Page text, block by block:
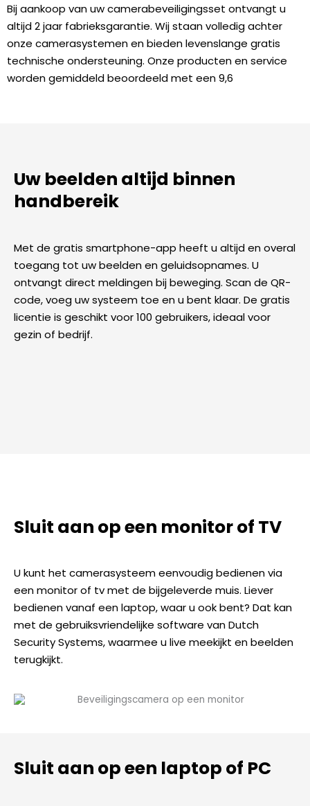
Bij aankoop van uw camerabeveiligingsset ontvangt u
altijd 2 jaar fabrieksgarantie. Wij staan volledig achter
onze camerasystemen en bieden levenslange gratis
technische ondersteuning. Onze producten en service
worden gemiddeld beoordeeld met een 9,6
Uw beelden altijd binnen
handbereik
Met de gratis smartphone-app heeft u altijd en overal
toegang tot uw beelden en geluidsopnames. U
ontvangt direct meldingen bij beweging. Scan de QR-
code, voeg uw systeem toe en u bent klaar. De gratis
licentie is geschikt voor 100 gebruikers, ideaal voor
gezin of bedrijf.
Sluit aan op een monitor of TV
U kunt het camerasysteem eenvoudig bedienen via
een monitor of tv met de bijgeleverde muis. Liever
bedienen vanaf een laptop, waar u ook bent? Dat kan
met de gebruiksvriendelijke software van Dutch
Security Systems, waarmee u live meekijkt en beelden
terugkijkt.
Sluit aan op een laptop of PC